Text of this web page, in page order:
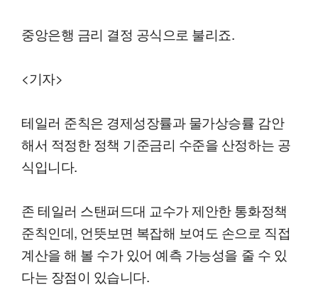
중앙은행 금리 결정 공식으로 불리죠.
<기자>
테일러 준칙은 경제성장률과 물가상승률 감안
해서 적정한 정책 기준금리 수준을 산정하는 공
식입니다.
존 테일러 스탠퍼드대 교수가 제안한 통화정책
준칙인데, 언뜻보면 복잡해 보여도 손으로 직접
계산을 해 볼 수가 있어 예측 가능성을 줄 수 있
다는 장점이 있습니다.